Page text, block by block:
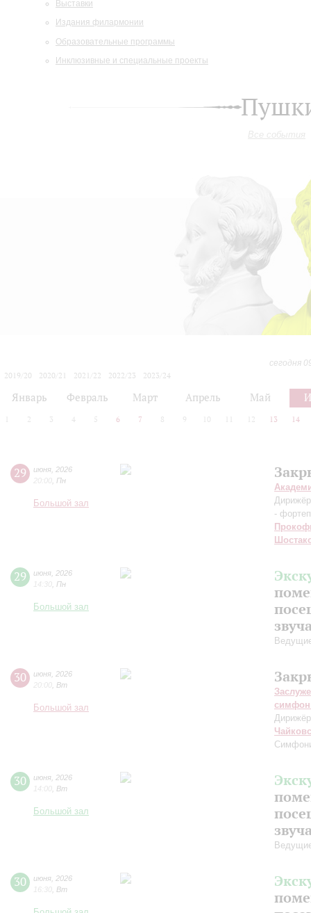
Выставки
Издания филармонии
Образовательные программы
Инклюзивные и специальные проекты
Все события
сегодня
2019/20
2020/21 2021/22 2022/23
2023/24
Январь Февраль Март Апрель Май
2 3 4 5 6 7 8 9 10 12 13 14
29 июня 2026
20:00 Пн
Большой зал
-
29 июня 2026
14:30 Пн
Большой зал
30 июня 2026
20:00 Вт
Большой зал
30 июня 2026
14:00 Вт
Большой зал
30 июня 2026
16:30 Вт